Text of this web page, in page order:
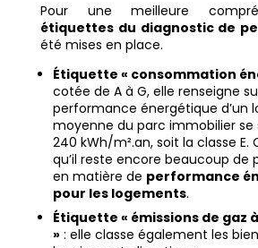
Pour une meilleure
étiquettes du diagnostic de
été mises en place.
Étiquette « consommation
cotée de A à G, elle renseigne
performance énergétique d’un
moyenne du parc immobilier
240 kWh/m².an, soit la classe
qu’il reste encore beaucoup de
en matière de performance
pour les logements.
Étiquette « émissions de gaz
»: elle classe également les